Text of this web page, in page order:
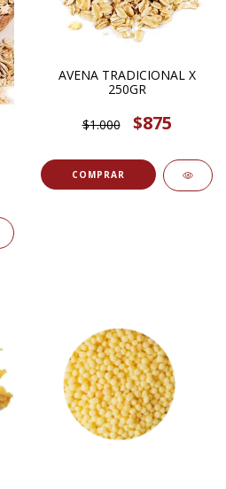
AVENA TRADICIONAL X
250GR
$1.000 $875
COMPRAR